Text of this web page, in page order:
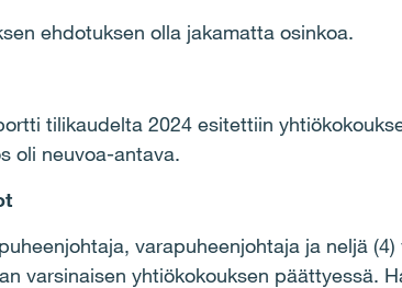
ehdotuksen olla jakamatta osinkoa.
tilikaudelta 2024 esitettiin
oli neuvoa-antava.
varapuheenjohtaja ja neljä
varsinaisen yhtiökokouksen päättyessä.